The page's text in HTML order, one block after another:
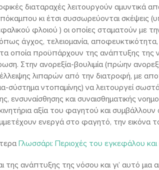
διαταραχές λειτουργούν αμυντικά
κι έτσι συσσωρεύονται σκέψεις
φλοιού ) οι οποίες σταματούν με
άγχος, τελειομανία,
οποία προϋπάρχουν της ανάπτυξης της
Στην ανορεξία-βουλιμία (πρώην
λιπαρών από την διατροφή, με
σύστημα ντοπαμίνης) να λειτουργεί
ενσυναίσθησης και συναισθηματικής
αξία του φαγητού και
ενεργά στο φαγητό, την εικόνα
Γλωσσάρι: Περιοχές του εγκεφάλου και
της ανάπτυξης της νόσου και γι’ αυτό μια